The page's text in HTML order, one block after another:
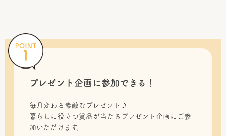
プレゼント企画に参加できる！
毎月変わる素敵なプレゼント♪
暮らしに役立つ賞品が当たるプレゼント企画にご参
加いただけます。